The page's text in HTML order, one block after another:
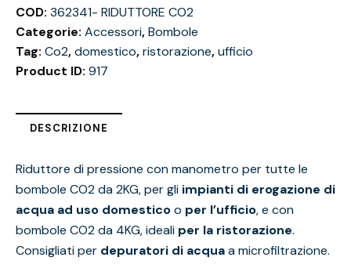
COD: 362341- RIDUTTORE CO2
Categorie: Accessori,Bombole
Tag: Co2,domestico,ristorazione,ufficio
Product ID: 917
DESCRIZIONE
Riduttore di pressione con manometro per tutte le
bombole CO2 da 2KG, per gli impianti di erogazione di
acqua ad uso domesticoo per l’ufficio, e con
bombole CO2 da 4KG, ideali per la ristorazione.
Consigliati per depuratori di acquaamicrofiltrazione.